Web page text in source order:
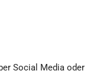
Social Media oder